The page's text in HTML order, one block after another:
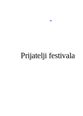
Prijatelji festivala